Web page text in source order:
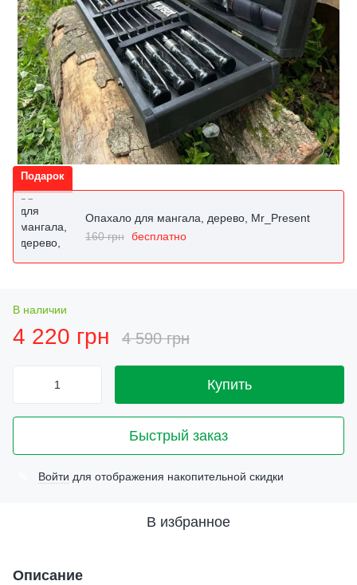
Подарок
Опахало для мангала, дерево, Mr_Present
160 грн бесплатно
В наличии
4 220 грн 4 590 грн
Купить
Быстрый заказ
Войти для отображения накопительной скидки
В избранное
Описание